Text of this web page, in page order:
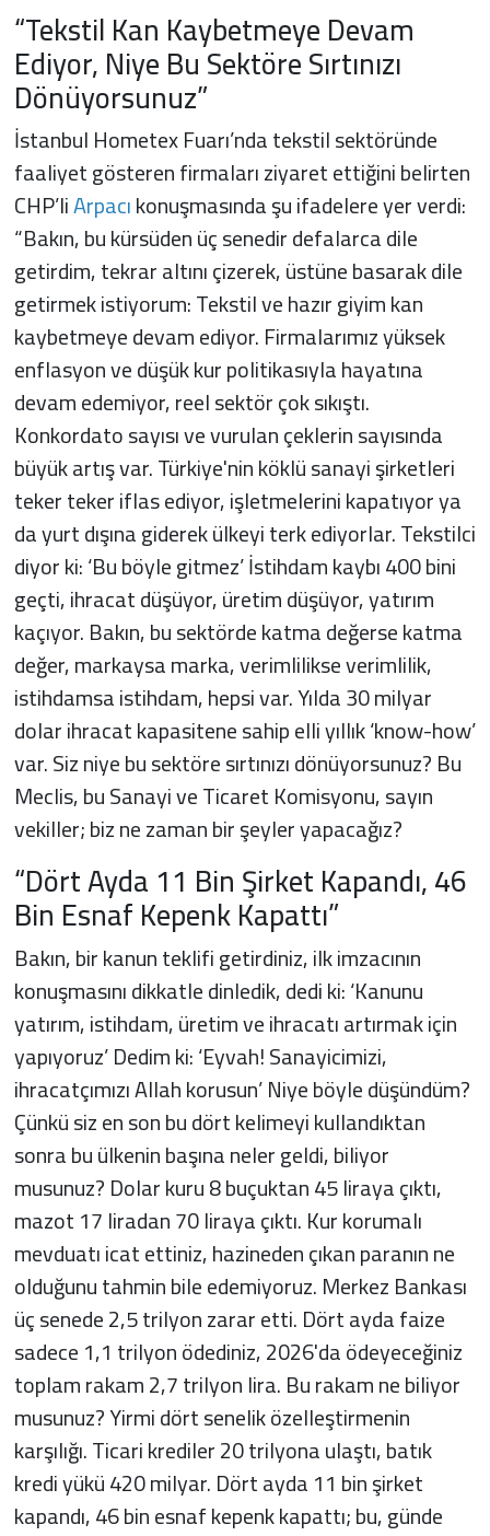
“Tekstil Kan Kaybetmeye Devam
Ediyor, Niye Bu Sektöre Sırtınızı
Dönüyorsunuz”
İstanbul Hometex Fuarı’nda tekstil sektöründe
faaliyet gösteren firmaları ziyaret ettiğini belirten
CHP’liArpacıkonuşmasında şu ifadelere yer verdi:
“Bakın, bu kürsüden üç senedir defalarca dile
getirdim, tekrar altını çizerek, üstüne basarak dile
getirmek istiyorum: Tekstil ve hazır giyim kan
kaybetmeye devam ediyor. Firmalarımız yüksek
enflasyon ve düşük kur politikasıyla hayatına
devam edemiyor, reel sektör çok sıkıştı.
Konkordato sayısı ve vurulan çeklerin sayısında
büyük artış var. Türkiye'nin köklü sanayi şirketleri
teker teker iflas ediyor, işletmelerini kapatıyor ya
da yurt dışına giderek ülkeyi terk ediyorlar. Tekstilci
diyor ki: ‘Bu böyle gitmez’ İstihdam kaybı 400 bini
geçti, ihracat düşüyor, üretim düşüyor, yatırım
kaçıyor. Bakın, bu sektörde katma değerse katma
değer, markaysa marka, verimlilikse verimlilik,
istihdamsa istihdam, hepsi var. Yılda 30 milyar
dolar ihracat kapasitene sahip elli yıllık ‘know-how’
var. Siz niye bu sektöre sırtınızı dönüyorsunuz? Bu
Meclis, bu Sanayi ve Ticaret Komisyonu, sayın
vekiller; biz ne zaman bir şeyler yapacağız?
“Dört Ayda 11 Bin Şirket Kapandı, 46
Bin Esnaf Kepenk Kapattı”
Bakın, bir kanun teklifi getirdiniz, ilk imzacının
konuşmasını dikkatle dinledik, dedi ki: ‘Kanunu
yatırım, istihdam, üretim ve ihracatı artırmak için
yapıyoruz’ Dedim ki: ‘Eyvah! Sanayicimizi,
ihracatçımızı Allah korusun’ Niye böyle düşündüm?
Çünkü siz en son bu dört kelimeyi kullandıktan
sonra bu ülkenin başına neler geldi, biliyor
musunuz? Dolar kuru 8 buçuktan 45 liraya çıktı,
mazot 17 liradan 70 liraya çıktı. Kur korumalı
mevduatı icat ettiniz, hazineden çıkan paranın ne
olduğunu tahmin bile edemiyoruz. Merkez Bankası
üç senede 2,5 trilyon zarar etti. Dört ayda faize
sadece 1,1 trilyon ödediniz, 2026'da ödeyeceğiniz
toplam rakam 2,7 trilyon lira. Bu rakam ne biliyor
musunuz? Yirmi dört senelik özelleştirmenin
karşılığı. Ticari krediler 20 trilyona ulaştı, batık
kredi yükü 420 milyar. Dört ayda 11 bin şirket
kapandı, 46 bin esnaf kepenk kapattı; bu, günde